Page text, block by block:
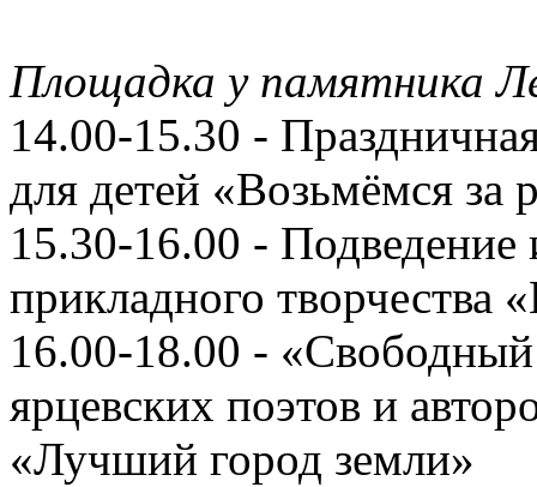
Площадка у памятника
14.00-15.30 -
для детей «Возьмёмся за
15.30-16.00 - Подведение
прикладного творчества
16.00-18.00 -
ярцевских поэтов и
«Лучший город земли»